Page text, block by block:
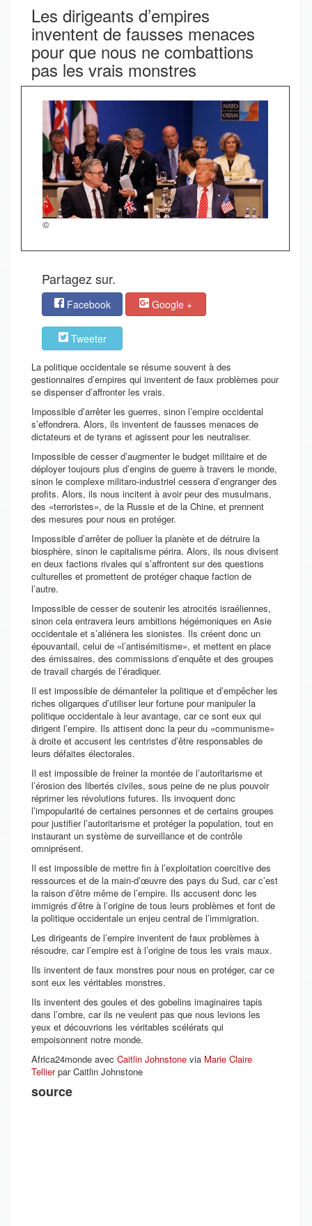
Les dirigeants d’empires
inventent de fausses menaces
pour que nous ne combattions
pas les vrais monstres
©
Partagez sur.
Facebook Google +
Tweeter
La politique occidentale se résume souvent à des
gestionnaires d’empires qui inventent de faux problèmes pour
se dispenser d’affronter les vrais.
Impossible d’arrêter les guerres, sinon l’empire occidental
s’effondrera. Alors, ils inventent de fausses menaces de
dictateurs et de tyrans et agissent pour les neutraliser.
Impossible de cesser d’augmenter le budget militaire et de
déployer toujours plus d’engins de guerre à travers le monde,
sinon le complexe militaro-industriel cessera d’engranger des
profits. Alors, ils nous incitent à avoir peur des musulmans,
des «terroristes», de la Russie et de la Chine, et prennent
des mesures pour nous en protéger.
Impossible d’arrêter de polluer la planète et de détruire la
biosphère, sinon le capitalisme périra. Alors, ils nous divisent
en deux factions rivales qui s’affrontent sur des questions
culturelles et promettent de protéger chaque faction de
l’autre.
Impossible de cesser de soutenir les atrocités israéliennes,
sinon cela entravera leurs ambitions hégémoniques en Asie
occidentale et s’aliénera les sionistes. Ils créent donc un
épouvantail, celui de «l’antisémitisme», et mettent en place
des émissaires, des commissions d’enquête et des groupes
de travail chargés de l’éradiquer.
Il est impossible de démanteler la politique et d’empêcher les
riches oligarques d’utiliser leur fortune pour manipuler la
politique occidentale à leur avantage, car ce sont eux qui
dirigent l’empire. Ils attisent donc la peur du «communisme»
à droite et accusent les centristes d’être responsables de
leurs défaites électorales.
Il est impossible de freiner la montée de l’autoritarisme et
l’érosion des libertés civiles, sous peine de ne plus pouvoir
réprimer les révolutions futures. Ils invoquent donc
l’impopularité de certaines personnes et de certains groupes
pour justifier l’autoritarisme et protéger la population, tout en
instaurant un système de surveillance et de contrôle
omniprésent.
Il est impossible de mettre fin à l’exploitation coercitive des
ressources et de la main-d’œuvre des pays du Sud, car c’est
la raison d’être même de l’empire. Ils accusent donc les
immigrés d’être à l’origine de tous leurs problèmes et font de
la politique occidentale un enjeu central de l’immigration.
Les dirigeants de l’empire inventent de faux problèmes à
résoudre, car l’empire est à l’origine de tous les vrais maux.
Ils inventent de faux monstres pour nous en protéger, car ce
sont eux les véritables monstres.
Ils inventent des goules et des gobelins imaginaires tapis
dans l’ombre, car ils ne veulent pas que nous levions les
yeux et découvrions les véritables scélérats qui
empoisonnent notre monde.
Africa24monde avec Caitlin Johnstone via Marie Claire
Tellierpar Caitlin Johnstone
source